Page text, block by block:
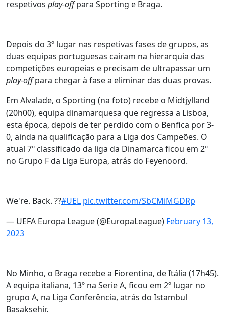
respetivos play-offpara Sporting e Braga.
Depois do 3º lugar nas respetivas fases de grupos, as
duas equipas portuguesas cairam na hierarquia das
competições europeias e precisam de ultrapassar um
play-offpara chegar à fase a eliminar das duas provas.
Em Alvalade, o Sporting (na foto) recebe o Midtjylland
(20h00), equipa dinamarquesa que regressa a Lisboa,
esta época, depois de ter perdido com o Benfica por 3-
0, ainda na qualificação para a Liga dos Campeões. O
atual 7º classificado da liga da Dinamarca ficou em 2º
no Grupo F da Liga Europa, atrás do Feyenoord.
We're. Back. ??#UEL pic.twitter.com/SbCMiMGDRp
— UEFA Europa League (@EuropaLeague) February 13,
2023
No Minho, o Braga recebe a Fiorentina, de Itália (17h45).
A equipa italiana, 13º na Serie A, ficou em 2º lugar no
grupo A, na Liga Conferência, atrás do Istambul
Basaksehir.